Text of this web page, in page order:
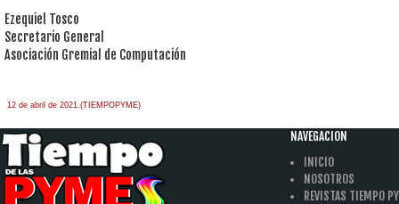
Ezequiel Tosco
Secretario General
Asociación Gremial de Computación
12 de abril de 2021.(TIEMPOPYME)
NAVEGACION
INICIO
NOSOTROS
REVISTAS TIEMPO